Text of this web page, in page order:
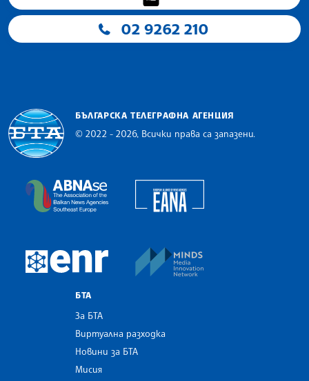
02 9262 210
БЪЛГАРСКА ТЕЛЕГРАФНА АГЕНЦИЯ
© 2022 - 2026, Всички права са запазени.
The Assocoation of the Balkan News Agencies
European Newsroom
БТА
За БТА
Виртуална разходка
Новини за БТА
Мисия